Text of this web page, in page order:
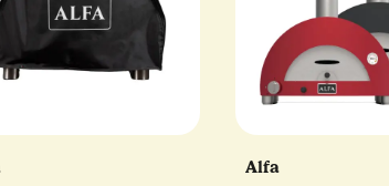
Alfa